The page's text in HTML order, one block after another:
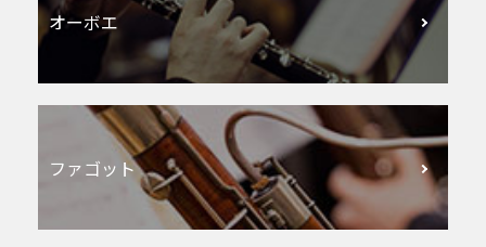
オーボエ
ファゴット